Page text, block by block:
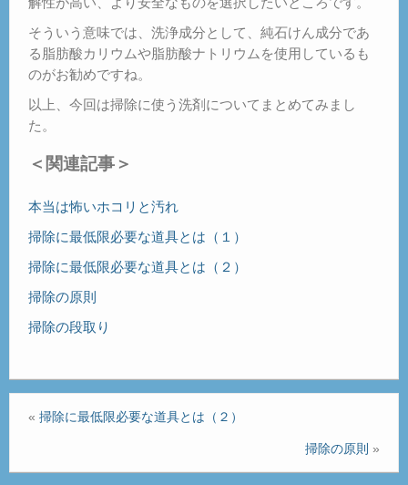
そういう意味では、洗浄成分として、純石けん成分であ
る脂肪酸カリウムや脂肪酸ナトリウムを使用しているも
のがお勧めですね。
以上、今回は掃除に使う洗剤についてまとめてみまし
た。
＜関連記事＞
本当は怖いホコリと汚れ
掃除に最低限必要な道具とは（１）
掃除に最低限必要な道具とは（２）
掃除の原則
掃除の段取り
« 掃除に最低限必要な道具とは（２）
掃除の原則 »